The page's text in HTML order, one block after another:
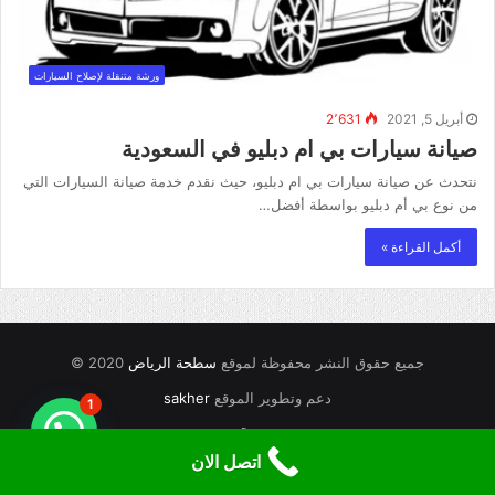
ورشة متنقلة لإصلاح السيارات
أبريل 5, 2021 2٬631
صيانة سيارات بي ام دبليو في السعودية
نتحدث عن صيانة سيارات بي ام دبليو، حيث نقدم خدمة صيانة السيارات التي
من نوع بي أم دبليو بواسطة أفضل…
أكمل القراءة »
جميع حقوق النشر محفوظة لموقع سطحة الرياض
دعم وتطوير الموقع sakher
RSS
1
اتصل الان